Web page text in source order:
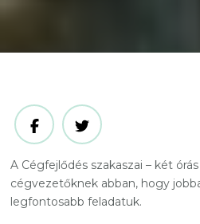
A Cégfejlődés szakaszai – két
cégvezetőknek abban, hogy
legfontosabb feladatuk.